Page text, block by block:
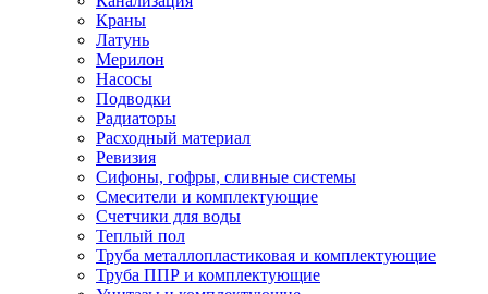
Краны
Латунь
Мерилон
Насосы
Подводки
Радиаторы
Расходный материал
Ревизия
Сифоны, гофры, сливные системы
Смесители и комплектующие
Счетчики для воды
Теплый пол
Труба металлопластиковая и комплектующие
Труба ППР и комплектующие